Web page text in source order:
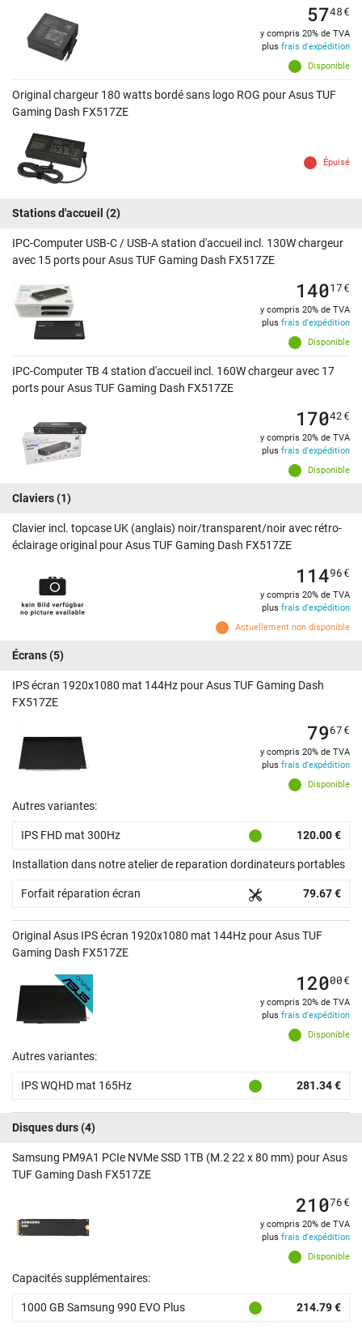
Disponible
5748€
y compris 20% de TVA
plus frais d'expédition
Original chargeur 180 watts bordé sans logo ROG pour Asus TUF
Gaming Dash FX517ZE
Épuisé
Stations d'accueil (2)
IPC-Computer USB-C / USB-A station d'accueil incl. 130W chargeur
avec 15 ports pour Asus TUF Gaming Dash FX517ZE
Disponible
14017€
y compris 20% de TVA
plus frais d'expédition
IPC-Computer TB 4 station d'accueil incl. 160W chargeur avec 17
ports pour Asus TUF Gaming Dash FX517ZE
Disponible
17042€
y compris 20% de TVA
plus frais d'expédition
Claviers(1)
Clavier incl. topcase UK (anglais) noir/transparent/noir avec rétro-
éclairage original pour Asus TUF Gaming Dash FX517ZE
Actuellement non disponible
11496€
y compris 20% de TVA
plus frais d'expédition
Écrans(5)
IPS écran 1920x1080 mat 144Hz pour Asus TUF Gaming Dash
FX517ZE
Disponible
7967€
y compris 20% de TVA
plus frais d'expédition
Autres variantes:
IPS FHD mat 300Hz 120.00 €
Installation dans notre atelier de reparation dordinateurs portables
Forfait réparation écran 79.67 €
Original Asus IPS écran 1920x1080 mat 144Hz pour Asus TUF
Gaming Dash FX517ZE
Disponible
12000€
y compris 20% de TVA
plus frais d'expédition
Autres variantes:
IPS WQHD mat 165Hz 281.34 €
Disques durs(4)
Samsung PM9A1 PCIe NVMe SSD 1TB (M.2 22 x 80 mm) pour Asus
TUF Gaming Dash FX517ZE
Disponible
21076€
y compris 20% de TVA
plus frais d'expédition
Capacités supplémentaires:
1000 GB Samsung 990 EVO Plus 214.79 €